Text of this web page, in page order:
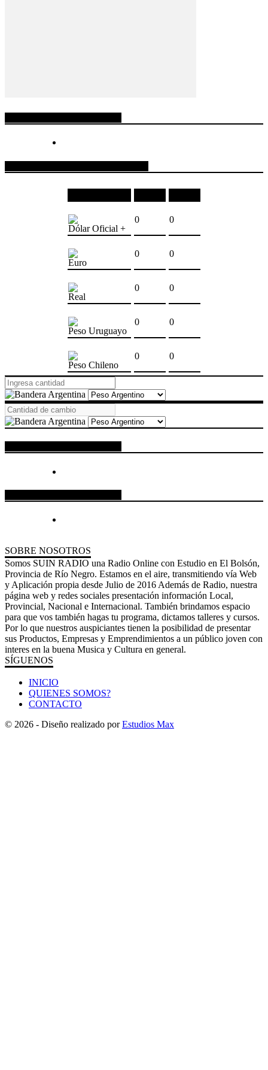
Dólar Oficial +
0 0
Euro
0 0
Real
0 0
Peso Uruguayo
0 0
Peso Chileno
0 0
SOBRE NOSOTROS
Somos SUIN RADIO una Radio Online con Estudio en El Bolsón,
Provincia de Río Negro. Estamos en el aire, transmitiendo vía Web
y Aplicación propia desde Julio de 2016 Además de Radio, nuestra
página web y redes sociales presentación información Local,
Provincial, Nacional e Internacional. También brindamos espacio
para que vos también hagas tu programa, dictamos talleres y cursos.
Por lo que nuestros auspiciantes tienen la posibilidad de presentar
sus Productos, Empresas y Emprendimientos a un público joven con
interes en la buena Musica y Cultura en general.
SÍGUENOS
INICIO
QUIENES SOMOS?
CONTACTO
© 2026 - Diseño realizado porEstudios Max